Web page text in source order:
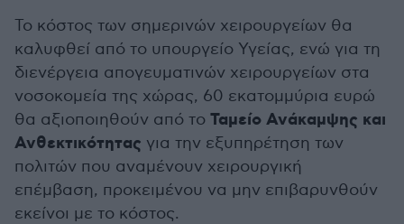
Το κόστος των σημερινών χειρουργείων θα
καλυφθεί από το υπουργείο Υγείας, ενώ για τη
διενέργεια απογευματινών χειρουργείων στα
νοσοκομεία της χώρας, 60 εκατομμύρια ευρώ
θα αξιοποιηθούν από το Ταμείο Ανάκαμψης και
Ανθεκτικότητας για την εξυπηρέτηση των
πολιτών που αναμένουν χειρουργική
επέμβαση, προκειμένου να μην επιβαρυνθούν
εκείνοι με το κόστος.